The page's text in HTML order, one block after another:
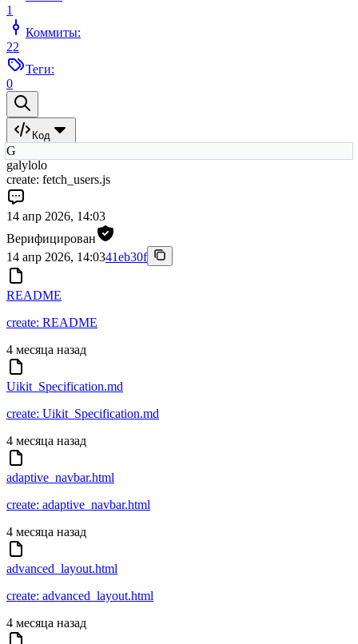
1
Коммиты:
22
Теги:
0
Код
G
galylolo
create: fetch_users.js
14 апр 2026, 14:03
Верифицирован
14 апр 2026, 14:0341eb30f
README
create: README
4 месяца назад
Uikit_Specification.md
create: Uikit_Specification.md
4 месяца назад
adaptive_navbar.html
create: adaptive_navbar.html
4 месяца назад
advanced_layout.html
create: advanced_layout.html
4 месяца назад